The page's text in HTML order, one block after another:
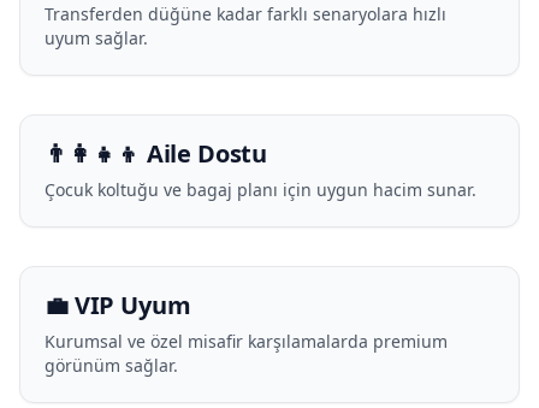
Transferden düğüne kadar farklı senaryolara hızlı
uyum sağlar.
👨‍👩‍👧‍👦 Aile Dostu
Çocuk koltuğu ve bagaj planı için uygun hacim sunar.
💼 VIP Uyum
Kurumsal ve özel misafir karşılamalarda premium
görünüm sağlar.